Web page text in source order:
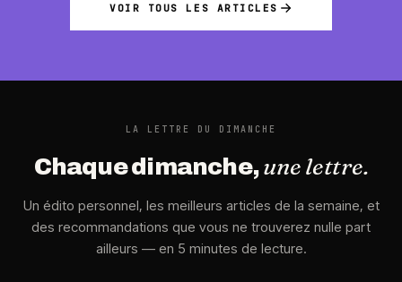
VOIR TOUS LES ARTICLES
LA LETTRE DU DIMANCHE
Chaque dimanche,une lettre.
Un édito personnel, les meilleurs articles de la semaine, et
des recommandations que vous ne trouverez nulle part
ailleurs — en 5 minutes de lecture.